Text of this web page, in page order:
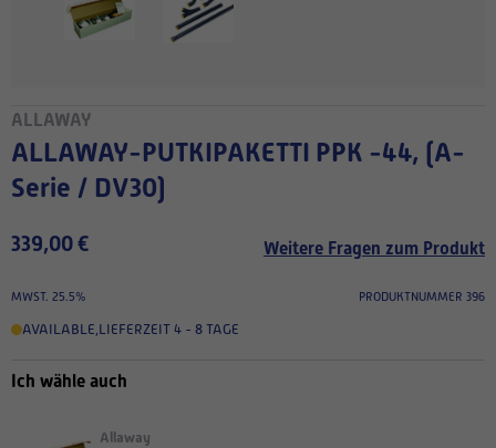
ALLAWAY
ALLAWAY-PUTKIPAKETTI PPK -44, (A-
Serie / DV30)
339,00 € Weitere Fragen zum Produkt
MWST. 25.5% PRODUKTNUMMER 396
AVAILABLE,LIEFERZEIT 4 - 8 TAGE
Ich wähle auch
Allaway